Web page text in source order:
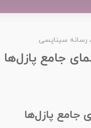
رسانه سیناپسی
جامع پازل‌ها
جامع پازل‌ها